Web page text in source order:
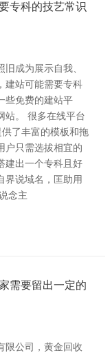
专科的技艺常识
成为展示自我、
建站可能需要专科
些免费的建站平
站。 很多在线平台
了丰富的模板和拖
户只需选拔相宜的
建出一个专科且好
界说域名，匡助用
念主
需要留出一定的
限公司，黄金回收